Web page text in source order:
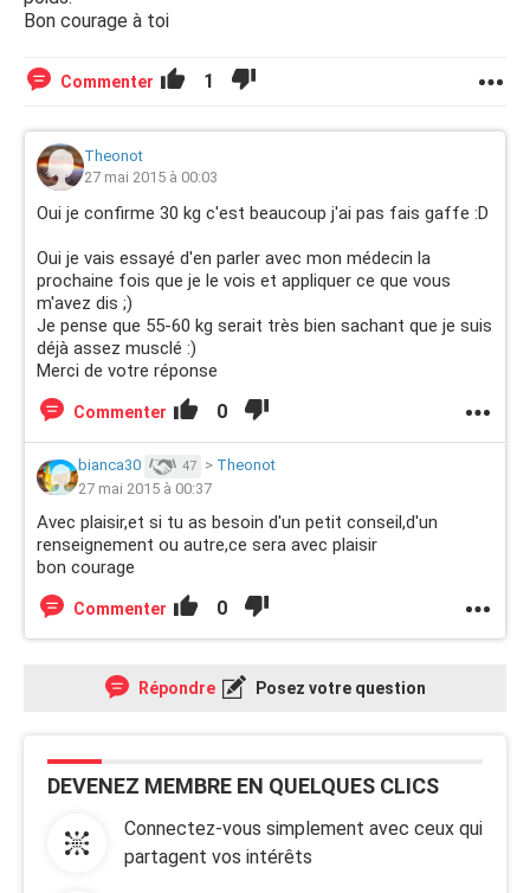
Bon courage à toi
Commenter 1
Theonot
27 mai 2015 à 00:03
Oui je confirme 30 kg c'est beaucoup j'ai pas fais gaffe :D
Oui je vais essayé d'en parler avec mon médecin la
prochaine fois que je le vois et appliquer ce que vous
m'avez dis ;)
Je pense que 55-60 kg serait très bien sachant que je suis
déjà assez musclé :)
Merci de votre réponse
Commenter 0
bianca30 47 > Theonot
27 mai 2015 à 00:37
Avec plaisir,et si tu as besoin d'un petit conseil,d'un
renseignement ou autre,ce sera avec plaisir
bon courage
Commenter 0
Répondre Posez votre question
DEVENEZ MEMBRE EN QUELQUES CLICS
Connectez-vous simplement avec ceux qui
partagent vos intérêts